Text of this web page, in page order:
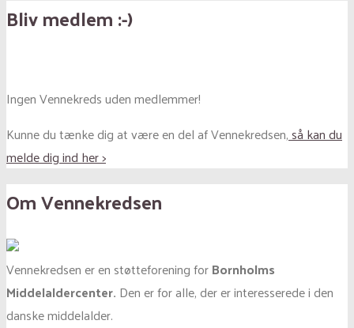
Bliv medlem :-)
Ingen Vennekreds uden medlemmer!
Kunne du tænke dig at være en del af Vennekredsen,så kan du
melde dig ind her >
Om Vennekredsen
Vennekredsen er en støtteforening forBornholms
Middelaldercenter. Den er for alle, der er interesserede i den
danske middelalder.